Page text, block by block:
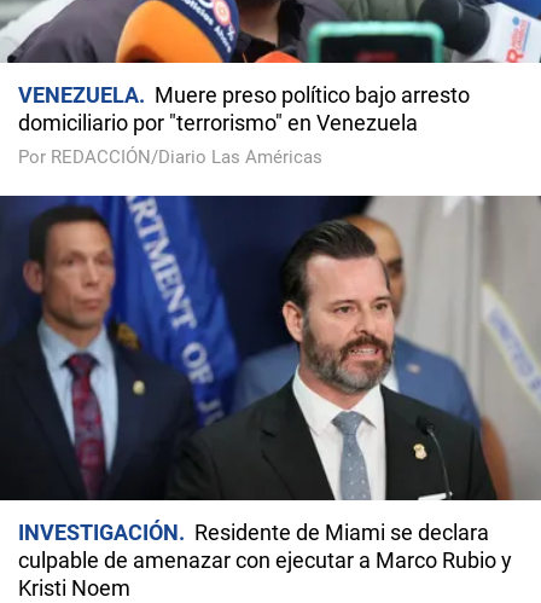
VENEZUELA
Muere preso político bajo arresto
domiciliario por "terrorismo" en Venezuela
Por REDACCIÓN/Diario Las Américas
INVESTIGACIÓN
Residente de Miami se declara
culpable de amenazar con ejecutar a Marco Rubio y
Kristi Noem